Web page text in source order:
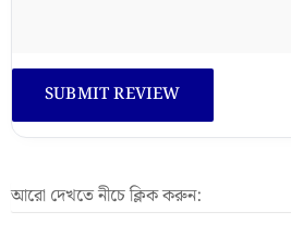
আরো দেখতে নীচে ক্লিক করুন: